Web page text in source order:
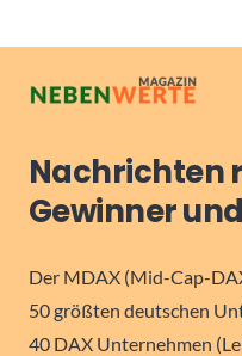
Nachrichten
Gewinner
Der MDAX (Mid-Cap-
50 größten deutschen
40 DAX Unternehmen